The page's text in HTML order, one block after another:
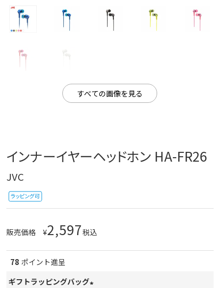
すべての画像を見る
インナーイヤーヘッドホン HA-FR26
JVC
販売価格 ¥2,597税込
78 ポイント進呈
ギフトラッピングバッグ